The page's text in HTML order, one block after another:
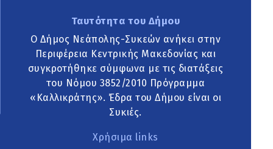
Ταυτότητα του Δήμου
Ο Δήμος Νεάπολης-Συκεών ανήκει στην
Περιφέρεια Κεντρικής Μακεδονίας και
συγκροτήθηκε σύμφωνα με τις διατάξεις
του Νόμου 3852/2010 Πρόγραμμα
«Καλλικράτης». Έδρα του Δήμου είναι οι
Συκιές.
Χρήσιμα links